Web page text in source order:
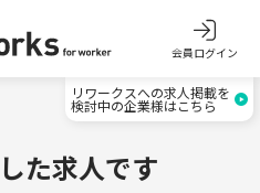
会員ログイン
リワークスへの求人掲載を
検討中の企業様はこちら
た求人です